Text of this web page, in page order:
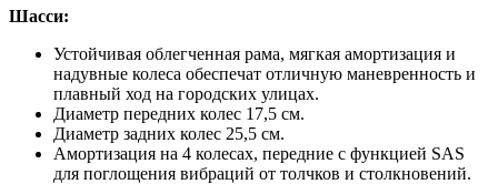
Шасси:
Устойчивая облегченная рама, мягкая амортизация и
надувные колеса обеспечат отличную маневренность и
плавный ход на городских улицах.
Диаметр передних колес 17,5 см.
Диаметр задних колес 25,5 см.
Амортизация на 4 колесах, передние с функцией SAS
для поглощения вибраций от толчков и столкновений.